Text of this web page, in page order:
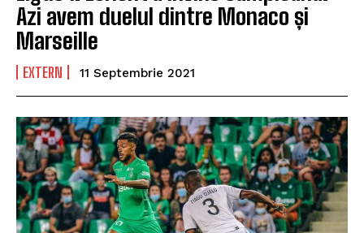
Azi avem duelul dintre Monaco și
Marseille
EXTERN 11 Septembrie 2021